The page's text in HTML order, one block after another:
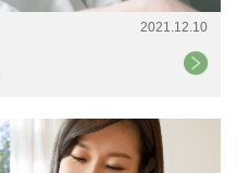
2021.12.10